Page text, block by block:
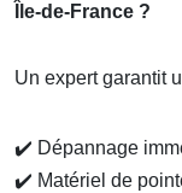
Île-de-France ?
Un expert garantit
✔️ Dépannage
✔️ Matériel de